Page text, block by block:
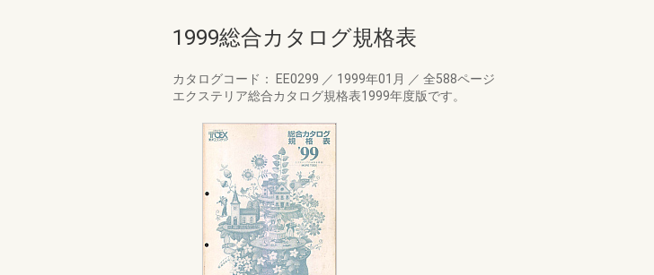
1999総合カタログ規格表
カタログコード： EE0299 ／ 1999年01月 ／ 全588ページ
エクステリア総合カタログ規格表1999年度版です。